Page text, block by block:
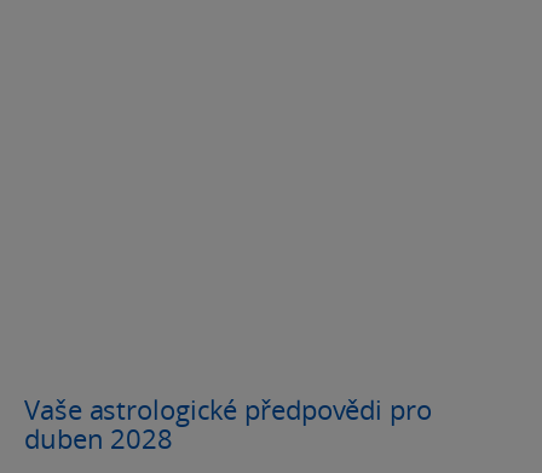
Vaše astrologické předpovědi pro
duben 2028